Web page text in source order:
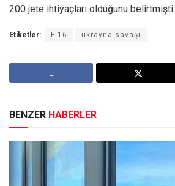
200 jete ihtiyaçları olduğunu belirtmişti.
Etiketler: F-16 ukrayna savaşı
BENZER HABERLER